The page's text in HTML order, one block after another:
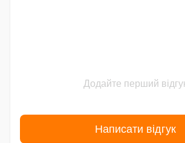
Додайте перший
Написати відгук